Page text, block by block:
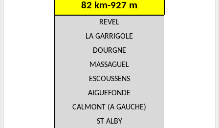
82 km-927 m
REVEL
LA GARRIGOLE
DOURGNE
MASSAGUEL
ESCOUSSENS
AIGUEFONDE
CALMONT (A GAUCHE)
ST ALBY